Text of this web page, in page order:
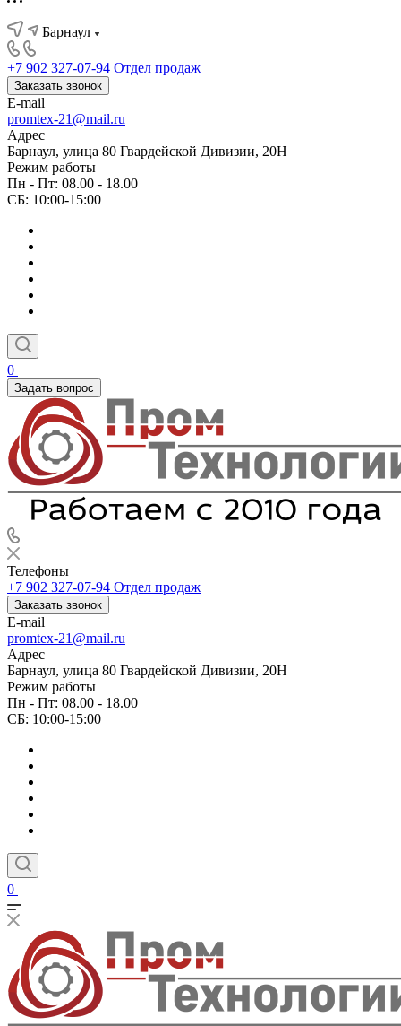
Барнаул
+7 902 327-07-94 Отдел продаж
Заказать звонок
E-mail
promtex-21@mail.ru
Адрес
Барнаул, улица 80 Гвардейской Дивизии, 20Н
Режим работы
Пн - Пт: 08.00 - 18.00
СБ: 10:00-15:00
0
Задать вопрос
Телефоны
+7 902 327-07-94 Отдел продаж
Заказать звонок
E-mail
promtex-21@mail.ru
Адрес
Барнаул, улица 80 Гвардейской Дивизии, 20Н
Режим работы
Пн - Пт: 08.00 - 18.00
СБ: 10:00-15:00
0